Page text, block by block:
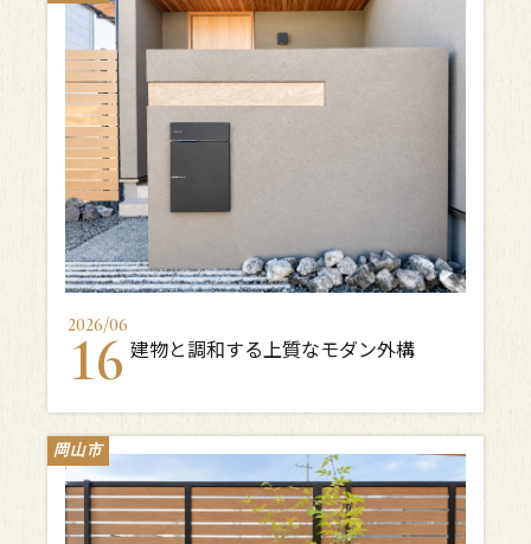
2026/06
16 建物と調和する上質なモダン外構
岡山市